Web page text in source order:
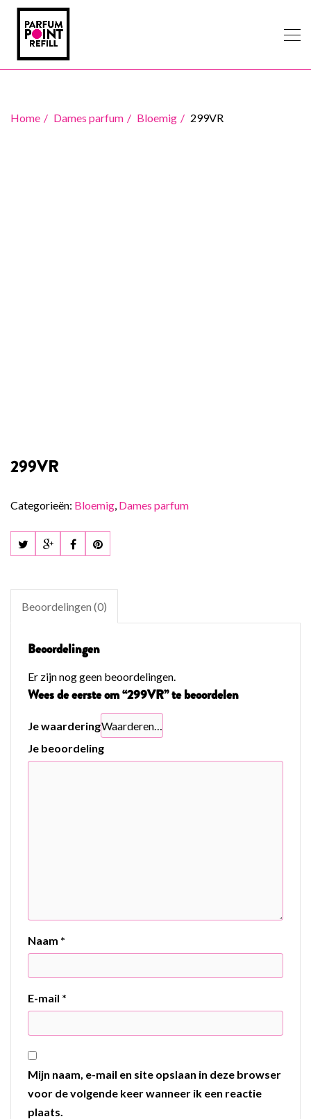
Home Dames parfum Bloemig 299VR
299VR
Categorieën: Bloemig, Dames parfum
Beoordelingen (0)
Beoordelingen
Er zijn nog geen beoordelingen.
Wees de eerste om “299VR” te beoordelen
Je waardering
Je beoordeling
Naam *
E-mail *
Mijn naam, e-mail en site opslaan in deze browser
voor de volgende keer wanneer ik een reactie
plaats.